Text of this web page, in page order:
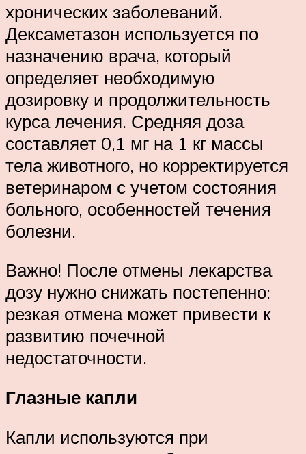
хронических заболеваний.
Дексаметазон используется по
назначению врача, который
определяет необходимую
дозировку и продолжительность
курса лечения. Средняя доза
составляет 0,1 мг на 1 кг массы
тела животного, но корректируется
ветеринаром с учетом состояния
больного, особенностей течения
болезни.
Важно! После отмены лекарства
дозу нужно снижать постепенно:
резкая отмена может привести к
развитию почечной
недостаточности.
Глазные капли
Капли используются при